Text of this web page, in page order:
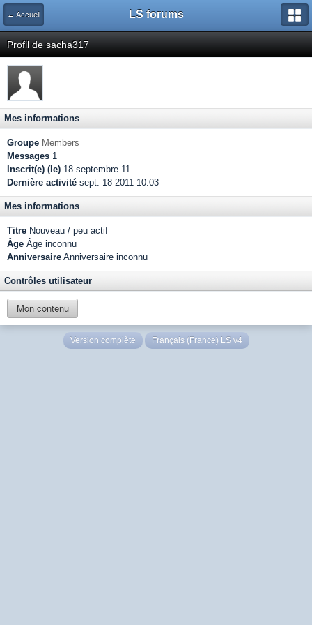
← Accueil LS forums
Profil de sacha317
Mes informations
Groupe Members
Messages 1
Inscrit(e) (le) 18-septembre 11
Dernière activité sept. 18 2011 10:03
Mes informations
Titre Nouveau / peu actif
Âge Âge inconnu
Anniversaire Anniversaire inconnu
Contrôles utilisateur
Mon contenu
Version complète Français (France) LS v4